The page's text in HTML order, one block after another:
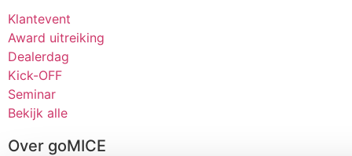
Klantevent
Award uitreiking
Dealerdag
Kick-OFF
Seminar
Bekijk alle
Over goMICE